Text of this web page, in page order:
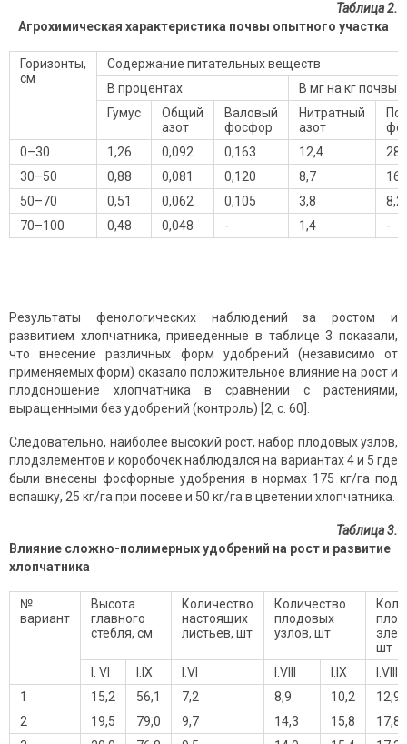
Таблица 2.
Агрохимическая характеристика почвы опытного участка
Горизонты,
см
Содержание питательных веществ
В процентах
В мг на кг почвы
Гумус
Общий
азот
Валовый
фосфор
Нитратный
азот
0–30
1,26 0,092 0,163 12,4
30–50
0,88 0,081 0,120 8,7
50–70
0,51 0,062 0,105 3,8
8,2
70–100
0,48 0,048 - 1,4 -
Результаты фенологических наблюдений за ростом и
развитием хлопчатника, приведенные в таблице 3 показали,
что внесение различных форм удобрений (независимо от
применяемых форм) оказало положительное влияние на рост и
плодоношение хлопчатника в сравнении с растениями,
выращенными без удобрений (контроль) [2, с. 60].
Следовательно, наиболее высокий рост, набор плодовых узлов,
плодэлементов и коробочек наблюдался на вариантах 4 и 5 где
были внесены фосфорные удобрения в нормах 175 кг/га под
вспашку, 25 кг/га при посеве и 50 кг/га в цветении хлопчатника.
Таблица 3.
Влияние сложно-полимерных удобрений на рост и развитие
хлопчатника
№
вариант
Высота
главного
стебля, см
Количество
настоящих
листьев, шт
Количество
плодовых
узлов, шт
шт
I. VI
I.IX I.VI I.VIII I.IX
I.VIII
1
15,2 56,1 7,2 8,9 10,2
12,9
2
19,5 79,0 9,7 14,3 15,8
17,8